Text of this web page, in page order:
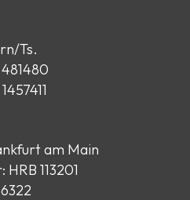
Ts.
am Main
113201